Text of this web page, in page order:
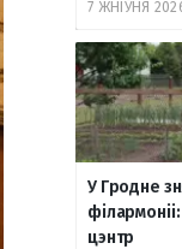
7 ЖНІЎНЯ
У Гродне
цэнтр